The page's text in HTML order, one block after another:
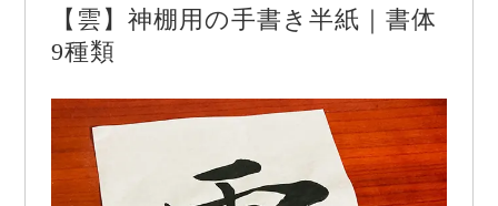
【雲】神棚用の手書き半紙｜書体
9種類